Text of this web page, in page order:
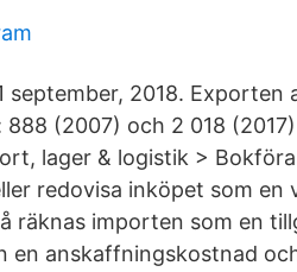
september, 2018. Exporten
888 (2007) och 2 018
lager & logistik >
redovisa inköpet som
räknas importen som en
en anskaffningskostnad